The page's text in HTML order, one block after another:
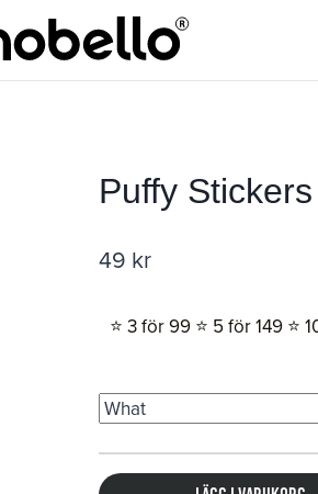
Puffy Stickers
49 kr
⭐️ 3 för 99 ⭐️ 5 för 149 ⭐️